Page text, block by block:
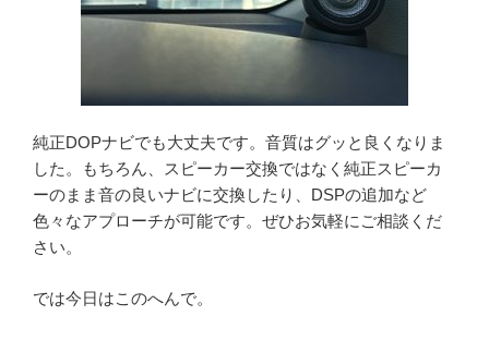
純正DOPナビでも大丈夫です。音質はグッと良くなりま
した。もちろん、スピーカー交換ではなく純正スピーカ
ーのまま音の良いナビに交換したり、DSPの追加など
色々なアプローチが可能です。ぜひお気軽にご相談くだ
さい。
では今日はこのへんで。